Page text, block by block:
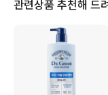
관련상품 추천해 드